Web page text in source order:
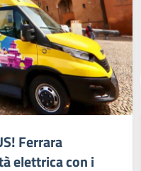
Ferrara
elettrica con i